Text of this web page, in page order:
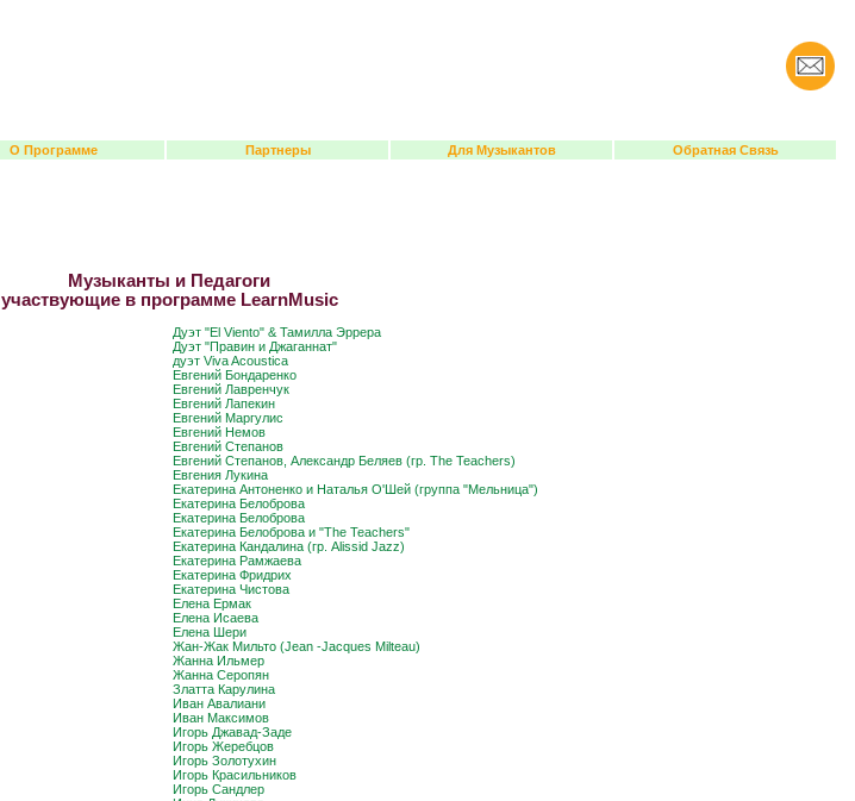
О Программе Партнеры Для Музыкантов Обратная Связь
Музыканты и Педагоги
участвующие в программе LearnMusic
Дуэт "El Viento" & Тамилла Эррера
Дуэт "Правин и Джаганнат"
дуэт Viva Acoustica
Евгений Бондаренко
Евгений Лавренчук
Евгений Лапекин
Евгений Маргулис
Евгений Немов
Евгений Степанов
Евгений Степанов, Александр Беляев (гр. The Teachers)
Евгения Лукина
Екатерина Антоненко и Наталья О'Шей (группа "Мельница")
Екатерина Белоброва
Екатерина Белоброва
Екатерина Белоброва и "The Teachers"
Екатерина Кандалина (гр. Alissid Jazz)
Екатерина Рамжаева
Екатерина Фридрих
Екатерина Чистова
Елена Ермак
Елена Исаева
Елена Шери
Жан-Жак Мильто (Jean -Jacques Milteau)
Жанна Ильмер
Жанна Серопян
Златта Карулина
Иван Авалиани
Иван Максимов
Игорь Джавад-Заде
Игорь Жеребцов
Игорь Золотухин
Игорь Красильников
Игорь Сандлер